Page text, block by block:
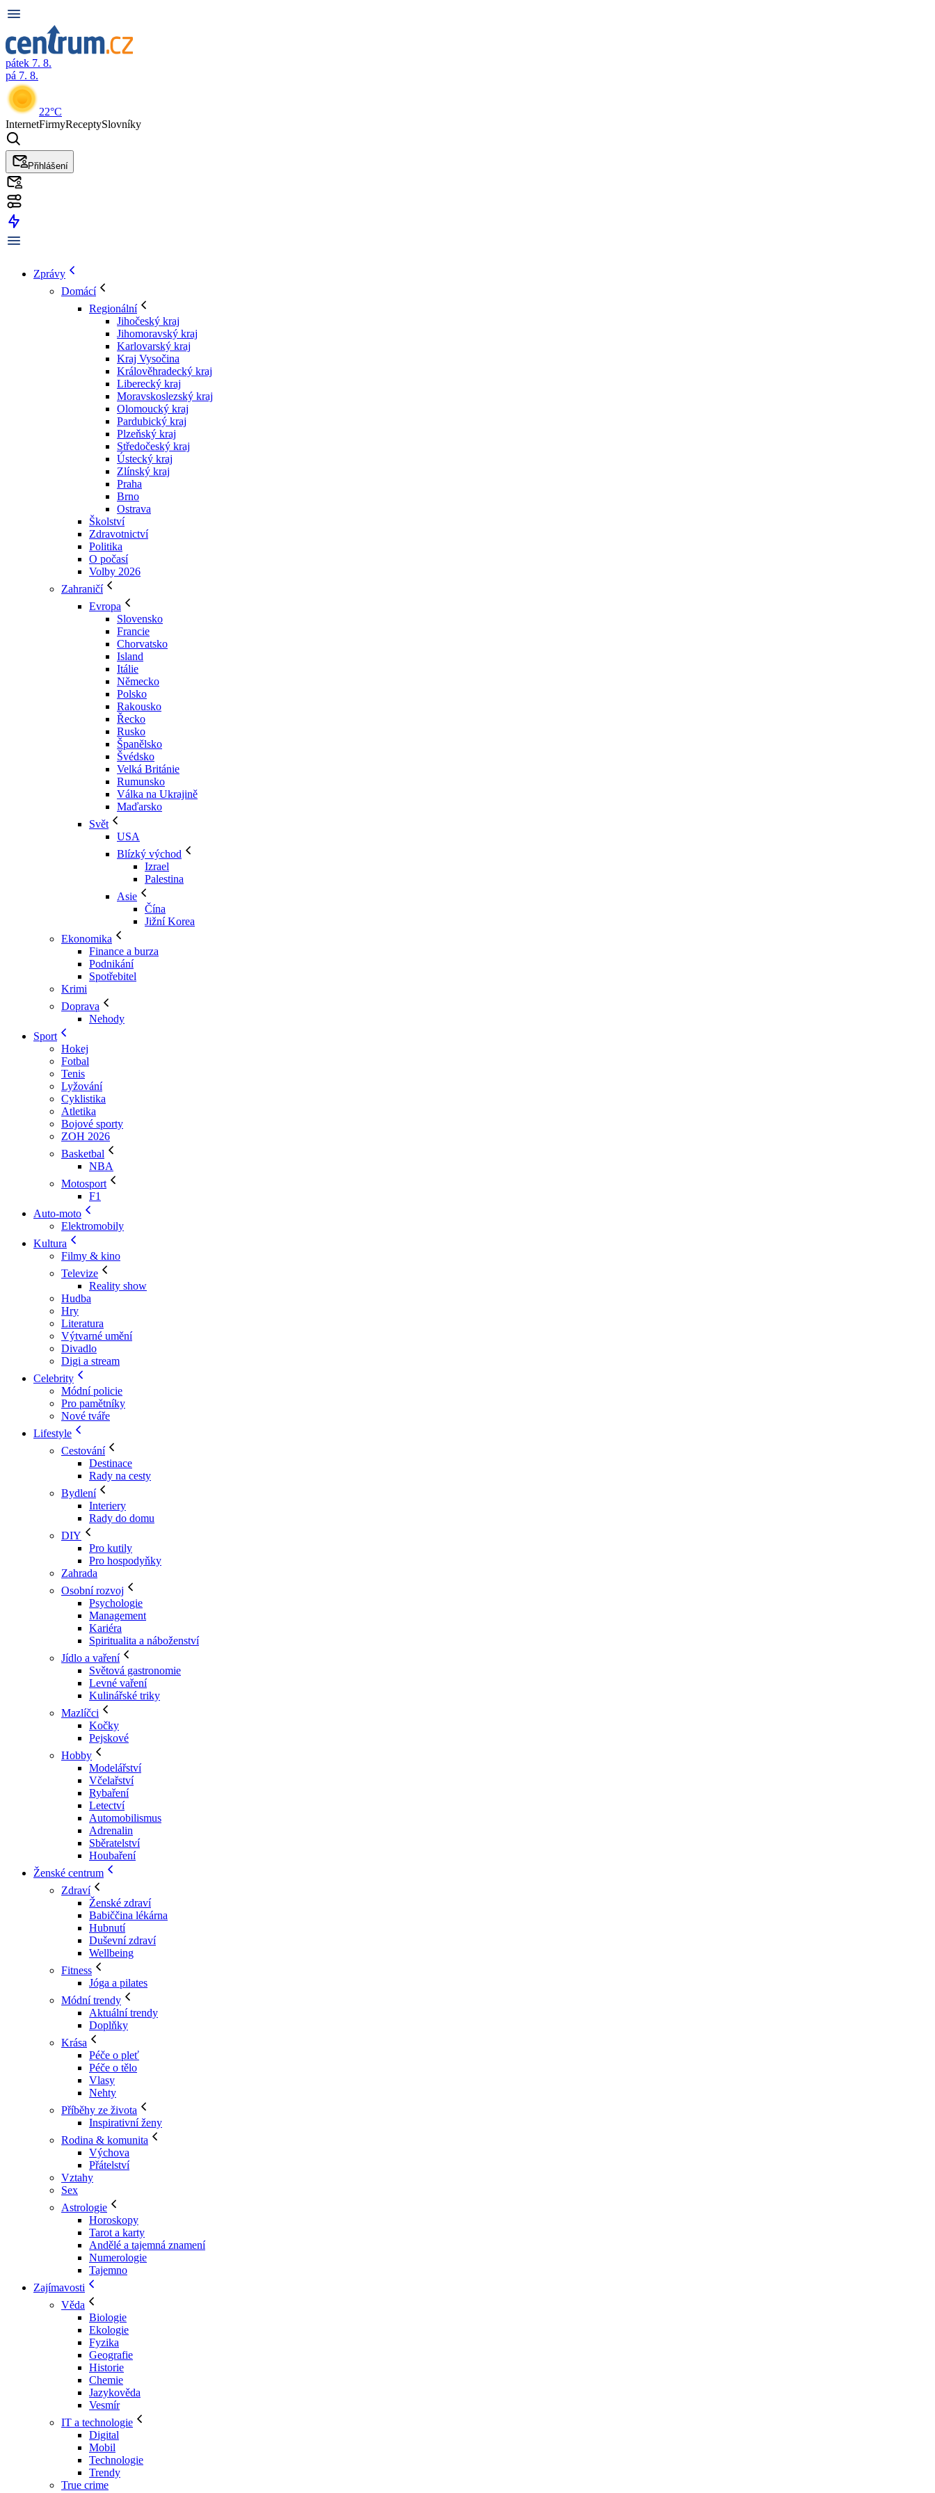
pátek 7. 8.
pá 7. 8.
22°C
InternetFirmyReceptySlovníky
Přihlášení
Zprávy
Domácí
Regionální
Jihočeský kraj
Jihomoravský kraj
Karlovarský kraj
Kraj Vysočina
Králověhradecký kraj
Liberecký kraj
Moravskoslezský kraj
Olomoucký kraj
Pardubický kraj
Plzeňský kraj
Středočeský kraj
Ústecký kraj
Zlínský kraj
Praha
Brno
Ostrava
Školství
Zdravotnictví
Politika
O počasí
Volby 2026
Zahraničí
Evropa
Slovensko
Francie
Chorvatsko
Island
Itálie
Německo
Polsko
Rakousko
Řecko
Rusko
Španělsko
Švédsko
Velká Británie
Rumunsko
Válka na Ukrajině
Maďarsko
Svět
USA
Blízký východ
Izrael
Palestina
Asie
Čína
Jižní Korea
Ekonomika
Finance a burza
Podnikání
Spotřebitel
Krimi
Doprava
Nehody
Sport
Hokej
Fotbal
Tenis
Lyžování
Cyklistika
Atletika
Bojové sporty
ZOH 2026
Basketbal
NBA
Motosport
F1
Auto-moto
Elektromobily
Kultura
Filmy & kino
Televize
Reality show
Hudba
Hry
Literatura
Výtvarné umění
Divadlo
Digi a stream
Celebrity
Módní policie
Pro pamětníky
Nové tváře
Lifestyle
Cestování
Destinace
Rady na cesty
Bydlení
Interiery
Rady do domu
DIY
Pro kutily
Pro hospodyňky
Zahrada
Osobní rozvoj
Psychologie
Management
Kariéra
Spiritualita a náboženství
Jídlo a vaření
Světová gastronomie
Levné vaření
Kulinářské triky
Mazlíčci
Kočky
Pejskové
Hobby
Modelářství
Včelařství
Rybaření
Letectví
Automobilismus
Adrenalin
Sběratelství
Houbaření
Ženské centrum
Zdraví
Ženské zdraví
Babiččina lékárna
Hubnutí
Duševní zdraví
Wellbeing
Fitness
Jóga a pilates
Módní trendy
Aktuální trendy
Doplňky
Krása
Péče o pleť
Péče o tělo
Vlasy
Nehty
Příběhy ze života
Inspirativní ženy
Rodina & komunita
Výchova
Přátelství
Vztahy
Sex
Astrologie
Horoskopy
Tarot a karty
Andělé a tajemná znamení
Numerologie
Tajemno
Zajímavosti
Věda
Biologie
Ekologie
Fyzika
Geografie
Historie
Chemie
Jazykověda
Vesmír
IT a technologie
Digital
Mobil
Technologie
Trendy
True crime